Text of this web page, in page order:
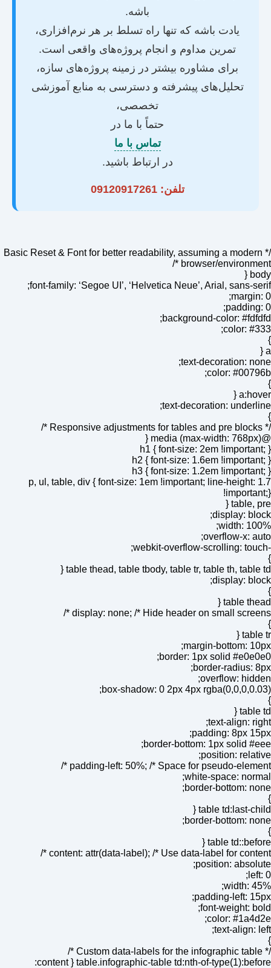
باشه.
یادت باشه که تنها راه تسلط بر هر نرم‌افزاری،
تمرین مداوم و انجام پروژه‌های واقعی است.
برای مشاوره بیشتر در زمینه پروژه‌های سازه،
تحلیل‌های پیشرفته و دسترسی به منابع آموزشی
تخصصی،
حتماً با ما در
تماس با ما
در ارتباط باشید.
تلفن:09120917261
/* Basic Reset & Font for better readability, assuming a modern
browser/environment */
body {
font-family: ‘Segoe UI’, ‘Helvetica Neue’, Arial, sans-serif;
margin: 0;
padding: 0;
background-color: #fdfdfd;
color: #333;
}
a {
text-decoration: none;
color: #00796b;
}
a:hover {
text-decoration: underline;
}
/* Responsive adjustments for tables and pre blocks */
@media (max-width: 768px) {
h1 { font-size: 2em !important; }
h2 { font-size: 1.6em !important; }
h3 { font-size: 1.2em !important; }
p, ul, table, div { font-size: 1em !important; line-height: 1.7
!important;}
table, pre {
display: block;
width: 100%;
overflow-x: auto;
-webkit-overflow-scrolling: touch;
}
table thead, table tbody, table tr, table th, table td {
display: block;
}
table thead {
display: none; /* Hide header on small screens */
}
table tr {
margin-bottom: 10px;
border: 1px solid #e0e0e0;
border-radius: 8px;
overflow: hidden;
box-shadow: 0 2px 4px rgba(0,0,0,0.03);
}
table td {
text-align: right;
padding: 8px 15px;
border-bottom: 1px solid #eee;
position: relative;
padding-left: 50%; /* Space for pseudo-element */
white-space: normal;
border-bottom: none;
}
table td:last-child {
border-bottom: none;
}
table td::before {
content: attr(data-label); /* Use data-label for content */
position: absolute;
left: 0;
width: 45%;
padding-left: 15px;
font-weight: bold;
color: #1a4d2e;
text-align: left;
}
/* Custom data-labels for the infographic table */
table.infographic-table td:nth-of-type(1):before { content: